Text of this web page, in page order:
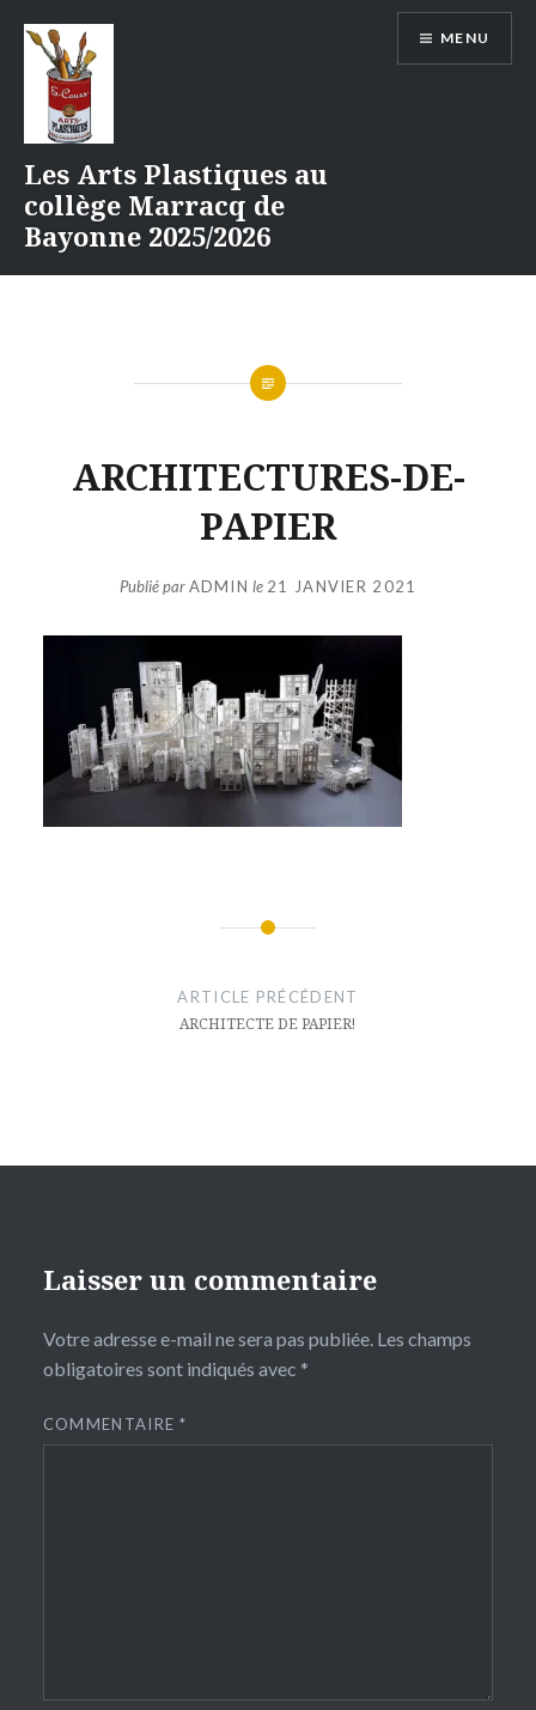
contenu
Les Arts Plastiques au
collège Marracq de
Bayonne 2025/2026
MENU
ARCHITECTURES-DE-
PAPIER
Publié parADMIN le 21 JANVIER 2021
ARTICLE PRÉCÉDENT
ARCHITECTE DE PAPIER!
Laisser un commentaire
Votre adresse e-mail ne sera pas publiée. Les champs
obligatoires sont indiqués avec *
COMMENTAIRE*